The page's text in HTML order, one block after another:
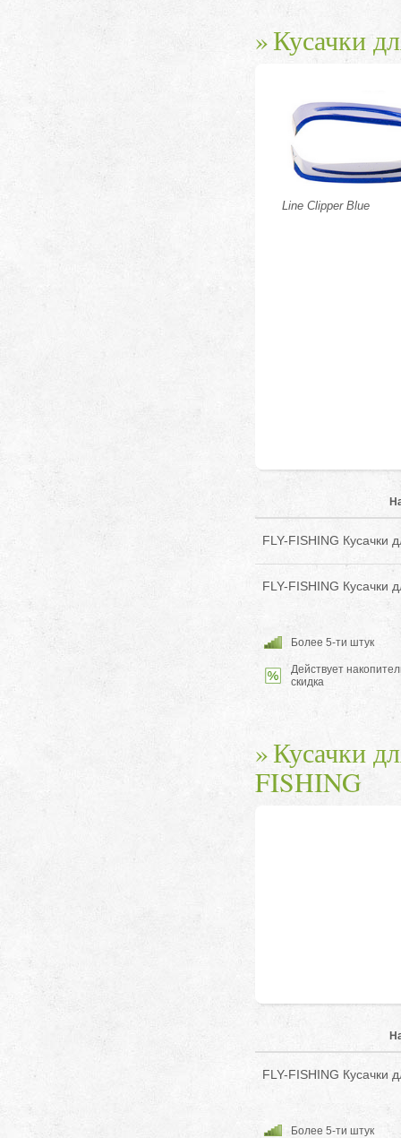
Кусачки
Line Clipper Blue
FLY-FISHING Кусачки
FLY-FISHING Кусачки
Более 5-ти штук
Действует
скидка
Кусачки
FISHING
FLY-FISHING Кусачки
Более 5-ти штук